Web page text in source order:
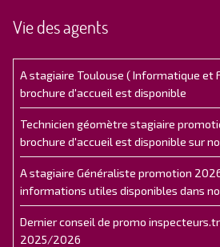
Vie des agents
A stagiaire Toulouse ( Informatique et
brochure d'accueil est disponible
Technicien géomètre stagiaire
brochure d'accueil est disponible sur
A stagiaire Généraliste promotion
informations utiles disponibles dans
Dernier conseil de promo
2025/2026